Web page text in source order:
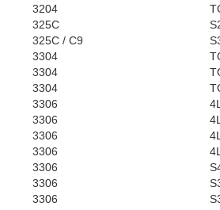
3204
325C
325C / C9
3304
3304
3304
3306
3306
3306
3306
3306
3306
3306